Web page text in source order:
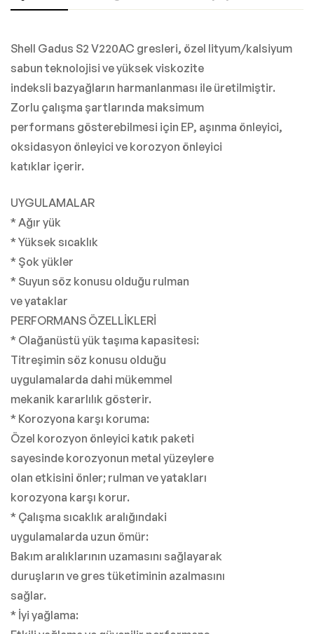
Shell Gadus S2 V220AC gresleri, özel lityum/kalsiyum
sabun teknolojisi ve yüksek viskozite
indeksli bazyağların harmanlanması ile üretilmiştir.
Zorlu çalışma şartlarında maksimum
performans gösterebilmesi için EP, aşınma önleyici,
oksidasyon önleyici ve korozyon önleyici
katıklar içerir.
UYGULAMALAR
* Ağır yük
* Yüksek sıcaklık
* Şok yükler
* Suyun söz konusu olduğu rulman
ve yataklar
PERFORMANS ÖZELLİKLERİ
* Olağanüstü yük taşıma kapasitesi:
Titreşimin söz konusu olduğu
uygulamalarda dahi mükemmel
mekanik kararlılık gösterir.
* Korozyona karşı koruma:
Özel korozyon önleyici katık paketi
sayesinde korozyonun metal yüzeylere
olan etkisini önler; rulman ve yatakları
korozyona karşı korur.
* Çalışma sıcaklık aralığındaki
uygulamalarda uzun ömür:
Bakım aralıklarının uzamasını sağlayarak
duruşların ve gres tüketiminin azalmasını
sağlar.
* İyi yağlama: